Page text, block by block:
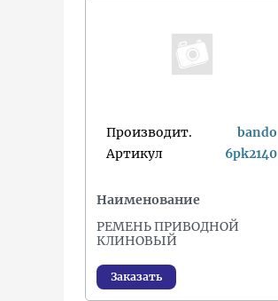
Производит.
bando
Артикул
6pk2140
Наименование
РЕМЕНЬ ПРИВОДНОЙ
КЛИНОВЫЙ
Заказать